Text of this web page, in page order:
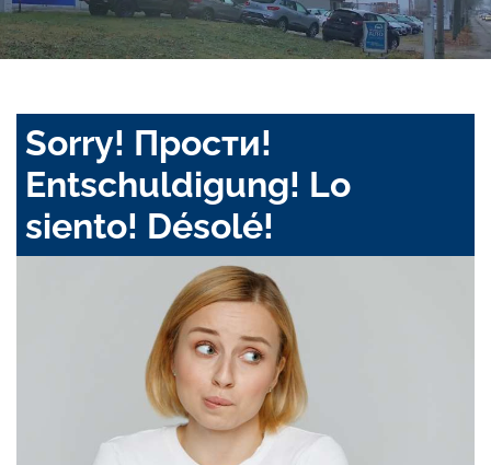
Sorry! Прости!
Entschuldigung! Lo
siento! Désolé!